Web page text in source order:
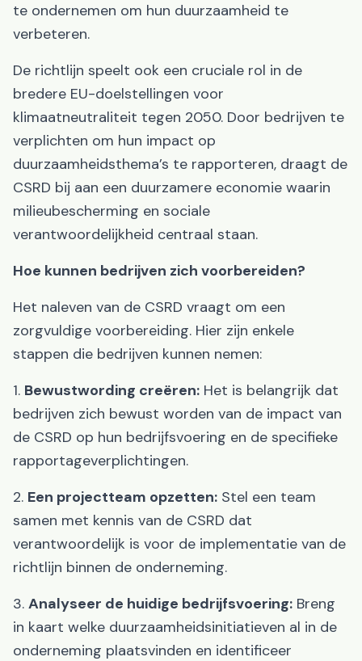
te ondernemen om hun duurzaamheid te
verbeteren.
De richtlijn speelt ook een cruciale rol in de
bredere EU-doelstellingen voor
klimaatneutraliteit tegen 2050. Door bedrijven te
verplichten om hun impact op
duurzaamheidsthema’s te rapporteren, draagt de
CSRD bij aan een duurzamere economie waarin
milieubescherming en sociale
verantwoordelijkheid centraal staan.
Hoe kunnen bedrijven zich voorbereiden?
Het naleven van de CSRD vraagt om een
zorgvuldige voorbereiding. Hier zijn enkele
stappen die bedrijven kunnen nemen:
1. Bewustwording creëren: Het is belangrijk dat
bedrijven zich bewust worden van de impact van
de CSRD op hun bedrijfsvoering en de specifieke
rapportageverplichtingen.
2. Een projectteam opzetten: Stel een team
samen met kennis van de CSRD dat
verantwoordelijk is voor de implementatie van de
richtlijn binnen de onderneming.
3. Analyseer de huidige bedrijfsvoering: Breng
in kaart welke duurzaamheidsinitiatieven al in de
onderneming plaatsvinden en identificeer